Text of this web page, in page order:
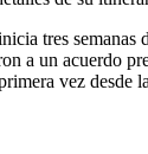
tres semanas
a un acuerdo
vez desde